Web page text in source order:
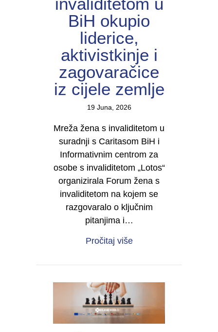
BiH okupio
liderice,
aktivistkinje i
zagovaračice
iz cijele zemlje
19 Juna, 2026
Mreža žena s invaliditetom u
suradnji s Caritasom BiH i
Informativnim centrom za
osobe s invaliditetom „Lotos“
organizirala Forum žena s
invaliditetom na kojem se
razgovaralo o ključnim
pitanjima i…
Pročitaj višeabout Forum žena s